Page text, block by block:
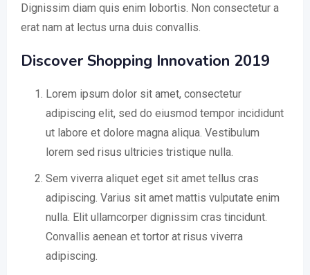
Dignissim diam quis enim lobortis. Non consectetur a
erat nam at lectus urna duis convallis.
Discover Shopping Innovation 2019
Lorem ipsum dolor sit amet, consectetur
adipiscing elit, sed do eiusmod tempor incididunt
ut labore et dolore magna aliqua. Vestibulum
lorem sed risus ultricies tristique nulla.
Sem viverra aliquet eget sit amet tellus cras
adipiscing. Varius sit amet mattis vulputate enim
nulla. Elit ullamcorper dignissim cras tincidunt.
Convallis aenean et tortor at risus viverra
adipiscing.